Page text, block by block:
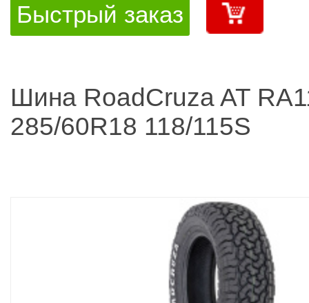
Быстрый заказ
Шина RoadCruza AT
285/60R18 118/115S